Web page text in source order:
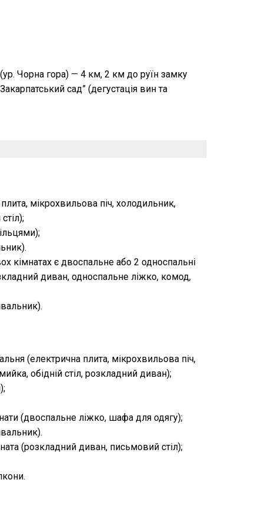
Чорна гора) — 4 км, 2 км до руїн замку
сад” (дегустація вин та
мікрохвильова піч, холодильник,
кімнатах є двоспальне або 2 односпальні
диван, односпальне ліжко, комод,
(електрична плита, мікрохвильова піч,
обідній стіл, розкладний диван);
(двоспальне ліжко, шафа для одягу);
(розкладний диван, письмовий стіл);